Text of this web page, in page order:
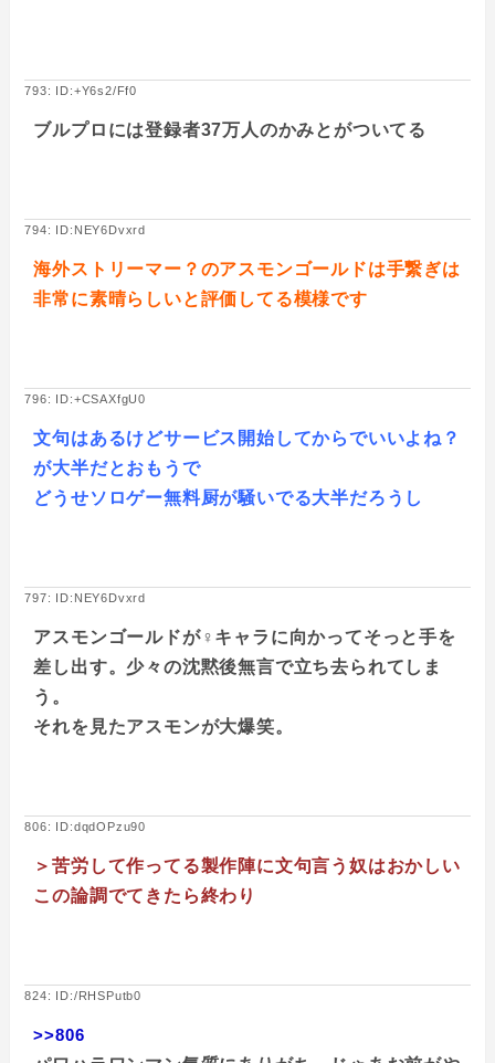
793: ID:+Y6s2/Ff0
ブルプロには登録者37万人のかみとがついてる
794: ID:NEY6Dvxrd
海外ストリーマー？のアスモンゴールドは手繋ぎは
非常に素晴らしいと評価してる模様です
796: ID:+CSAXfgU0
文句はあるけどサービス開始してからでいいよね？
が大半だとおもうで
どうせソロゲー無料厨が騒いでる大半だろうし
797: ID:NEY6Dvxrd
アスモンゴールドが♀キャラに向かってそっと手を
差し出す。少々の沈黙後無言で立ち去られてしま
う。
それを見たアスモンが大爆笑。
806: ID:dqdOPzu90
＞苦労して作ってる製作陣に文句言う奴はおかしい
この論調でてきたら終わり
824: ID:/RHSPutb0
>>806